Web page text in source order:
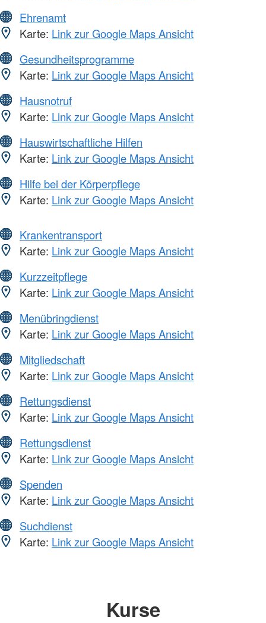
Ehrenamt
Karte: Link zur Google Maps Ansicht
Gesundheitsprogramme
Karte: Link zur Google Maps Ansicht
Hausnotruf
Karte: Link zur Google Maps Ansicht
Hauswirtschaftliche Hilfen
Karte: Link zur Google Maps Ansicht
Hilfe bei der Körperpflege
Karte: Link zur Google Maps Ansicht
Krankentransport
Karte: Link zur Google Maps Ansicht
Kurzzeitpflege
Karte: Link zur Google Maps Ansicht
Menübringdienst
Karte: Link zur Google Maps Ansicht
Mitgliedschaft
Karte: Link zur Google Maps Ansicht
Rettungsdienst
Karte: Link zur Google Maps Ansicht
Rettungsdienst
Karte: Link zur Google Maps Ansicht
Spenden
Karte: Link zur Google Maps Ansicht
Suchdienst
Karte: Link zur Google Maps Ansicht
Kurse